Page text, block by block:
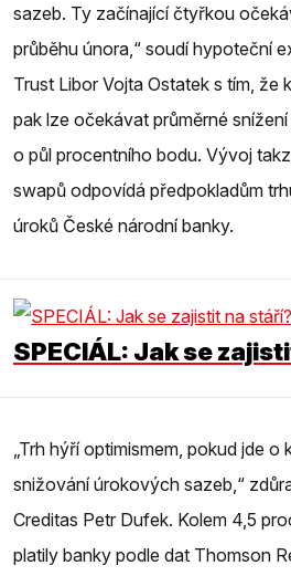
sazeb. Ty začínající čtyřkou
průběhu února,“ soudí hypoteční
Trust Libor Vojta Ostatek s tím, že
pak lze očekávat průměrné
o půl procentního bodu. Vývoj
swapů odpovídá předpokladům
úroků České národní banky.
SPECIÁL: Jak se
„Trh hýří optimismem, pokud jde
snižování úrokových sazeb,“
Creditas Petr Dufek. Kolem 4,5
platily banky podle dat Thomson